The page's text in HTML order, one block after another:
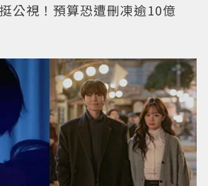
公視！預算恐遭刪凍逾10億